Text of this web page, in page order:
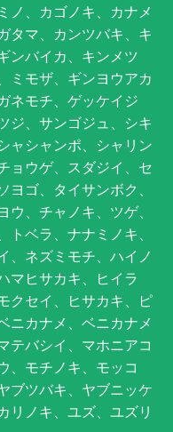
ノ、カゴノキ、カナメ
タマ、カンツバキ、キ
ンバイカ、キンメツ
ミモザ、ギンヨウアカ
ネモチ、ゲッケイジ
ジ、サンゴジュ、シキ
ャシャンポ、シャリン
ョウゲ、スダジイ、セ
ゴ、タイサンボク、
、チャノキ、ツゲ、
トベラ、ナナミノキ、
、ネズミモチ、ハイノ
マヒサカキ、ヒイラ
クセイ、ヒサカキ、ピ
ニカナメ、ベニカナメ
テバシイ、マホニアコ
、モチノキ、モッコ
ブツバキ、ヤブニッケ
リノキ、ユズ、ユズリ